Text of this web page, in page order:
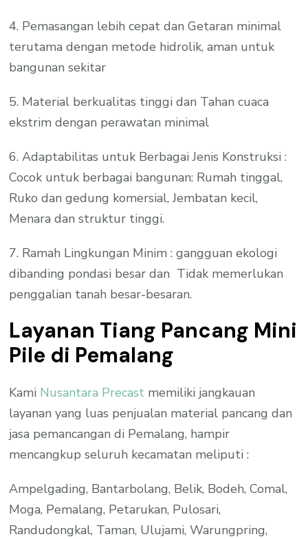
4. Pemasangan lebih cepat dan Getaran minimal
terutama dengan metode hidrolik, aman untuk
bangunan sekitar
5. Material berkualitas tinggi dan Tahan cuaca
ekstrim dengan perawatan minimal
6. Adaptabilitas untuk Berbagai Jenis Konstruksi :
Cocok untuk berbagai bangunan: Rumah tinggal,
Ruko dan gedung komersial, Jembatan kecil,
Menara dan struktur tinggi.
7. Ramah Lingkungan Minim : gangguan ekologi
dibanding pondasi besar dan Tidak memerlukan
penggalian tanah besar-besaran.
Layanan Tiang Pancang Mini
Pile di Pemalang
Kami Nusantara Precast memiliki jangkauan
layanan yang luas penjualan material pancang dan
jasa pemancangan di Pemalang, hampir
mencangkup seluruh kecamatan meliputi :
Ampelgading, Bantarbolang, Belik, Bodeh, Comal,
Moga, Pemalang, Petarukan, Pulosari,
Randudongkal, Taman, Ulujami, Warungpring,